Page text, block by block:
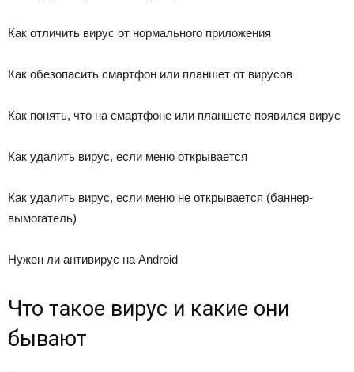
Как отличить вирус от нормального приложения
Как обезопасить смартфон или планшет от вирусов
Как понять, что на смартфоне или планшете появился вирус
Как удалить вирус, если меню открывается
Как удалить вирус, если меню не открывается (баннер-
вымогатель)
Нужен ли антивирус на Android
Что такое вирус и какие они
бывают